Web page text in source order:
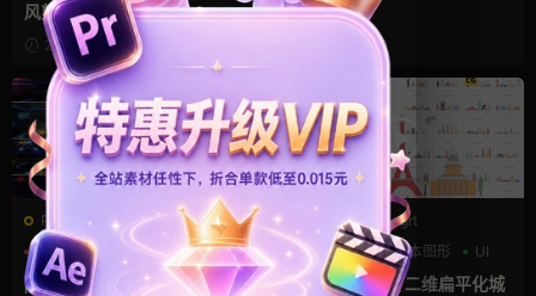
风剪纸春节视频素材
2025-01-19
过渡mogrt
2025-01-19
PR基本图形mogrt
HUD
三维 代码
pr背景素材 14个数字化高科技
PR基本图形mogrt
MG动画
PR基本图形 UI
AE模板 PR模板 二维扁平化城